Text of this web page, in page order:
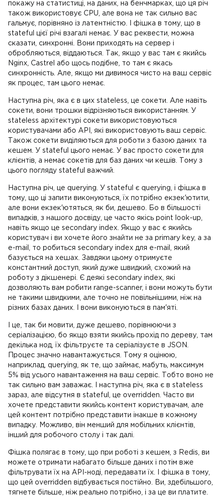
покажу на статистиці, на даних, на бенчмарках, що ця річ
також використовує CPU, але вона не так сильно вас
гальмує, порівняно із латентністю. І фішка в тому, що в
stateful цієї річі взагалі немає. У вас реквести, можна
сказати, синхронні. Вони приходять на сервер і
обробляються, віддаються. Так, якщо у вас там є якийсь
Nginx, Castrel або щось подібне, то там є якась
синхронність. Але, якщо ми дивимося чисто на ваш сервіс
як процес, там цього немає.
Наступна річ, яка є в цих stateless, це сокети. Але навіть
сокети, вони трошки відрізняються використанням. У
stateless архітектурі сокети використовуються
користувачами або API, які використовують ваш сервіс.
Також сокети виділяються для роботи з базою даних та
кешем. У stateful цього немає. У вас просто сокети для
клієнтів, а немає сокетів для баз даних чи кешів. Тому з
цього погляду stateful важчий.
Наступна річ, це querying. У stateful є querying, і фішка в
тому, що ці запити виконуються, їх потрібно екзек'ютити,
але вони екзек'ютяться, як би, дешево. Бо в більшості
випадків, з нашого досвіду, це часто якісь point look-up,
навіть якщо це secondary index. Якщо у вас є якийсь
користувач і ви хочете його знайти не за primary key, а за
e-mail, то робиться secondary index для e-mail, який
базується на хешах. Завдяки цьому отримуєте
константний доступ, який дуже швидкий, схожий на
роботу з дікшенері. Є деякі secondary index, які
дозволяють вам робити range-scanner, і вони можуть бути
не такими швидкими, але точно не повільнішими, ніж на
різних базах даних. І вони виконуються в пам'яті.
І це, так би мовити, дуже дешево, порівнюючи з
серіалізацією, бо якщо взяти якийсь прохід по дереву, там
декілька нод, їх фільтруєте та серіалізуєте в JSON.
Процес значно навантажується. Тому я оцінюю,
наприклад, querying, як те, що займає, мабуть, максимум
5% від усього навантаження на ваш сервіс. Тобто воно не
так сильно вам заважає. І наступна річ, яка є в stateless
зараз, але відсутня в stateful, це overridden. Часто ви
хочете представити якийсь контент користувачам, але
цей контент потрібно представити інакше в кожному
випадку. Можливо, він менший для мобільних клієнтів,
інший для робочого столу і так далі.
Фішка полягає в тому, що при роботі з кешем, з Redis, ви
можете отримати набагато більше даних і потім вже
фільтрувати їх на API-ноді, передавати їх. І фішка в тому,
що цей overridden відбувається постійно. Ви, здебільшого,
тягнете більше, ніж реально потрібно, і за це ви платите.